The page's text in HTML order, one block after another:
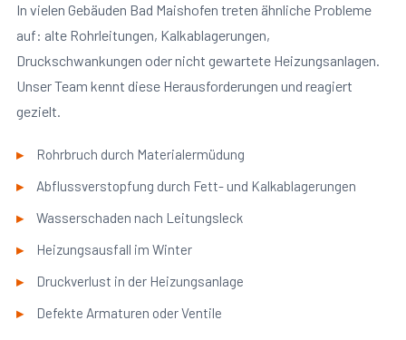
In vielen Gebäuden Bad Maishofen treten ähnliche Probleme
auf: alte Rohrleitungen, Kalkablagerungen,
Druckschwankungen oder nicht gewartete Heizungsanlagen.
Unser Team kennt diese Herausforderungen und reagiert
gezielt.
Rohrbruch durch Materialermüdung
Abflussverstopfung durch Fett- und Kalkablagerungen
Wasserschaden nach Leitungsleck
Heizungsausfall im Winter
Druckverlust in der Heizungsanlage
Defekte Armaturen oder Ventile